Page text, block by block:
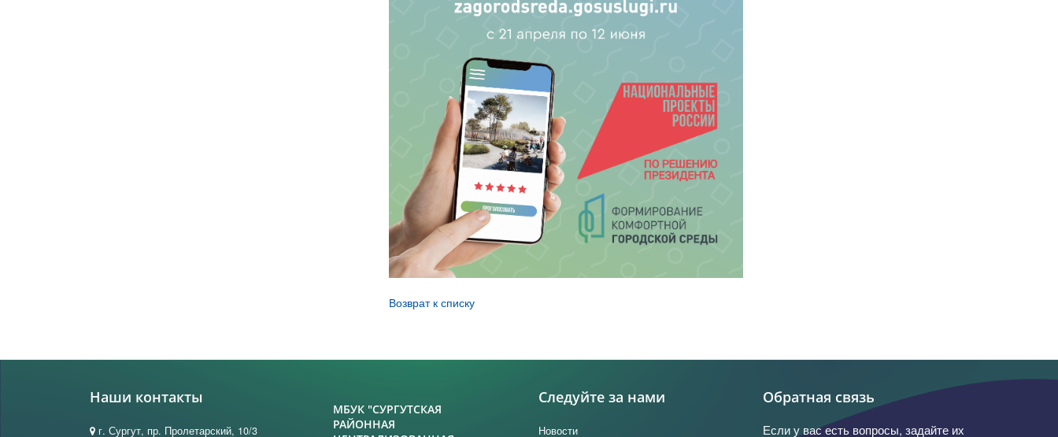
Возврат к списку
Наши контакты
г. Сургут, пр. Пролетарский, 10/3
МБУК "СУРГУТСКАЯ
РАЙОННАЯ
Следуйте за нами
Новости
Обратная связь
Если у вас есть вопросы, задайте их